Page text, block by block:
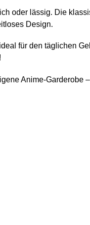
oder lässig. Die
Design.
für den täglichen
Anime-Garderobe